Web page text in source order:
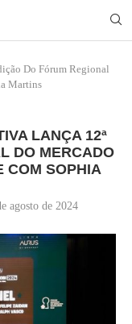
Do Fórum Regional
Martins
LANÇA 12ª
DO MERCADO
COM SOPHIA
agosto de 2024